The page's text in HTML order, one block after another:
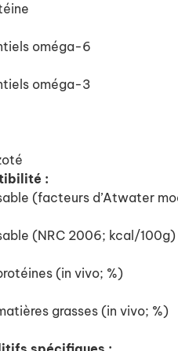
oméga-6
oméga-3
:
(facteurs d’Atwater
(NRC 2006; kcal/100g)
(in vivo; %)
grasses (in vivo; %)